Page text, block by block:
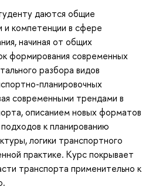
даются общие
и компетенции в сфере
начиная от общих
формирования современных
разбора видов
планировочных
современными трендами в
описанием новых форматов
к планированию
логики транспортного
практике. Курс покрывает
транспорта применительно к